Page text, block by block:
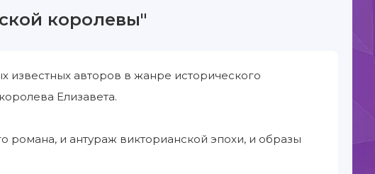
королевы"
авторов в жанре исторического
Елизавета.
романа, и антураж викторианской эпохи, и образы